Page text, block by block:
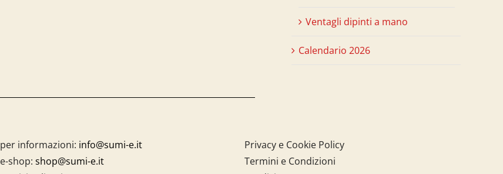
Ventagli dipinti a mano
Calendario 2026
per informazioni: info@sumi-e.it
e-shop: shop@sumi-e.it
Privacy e Cookie Policy
Termini e Condizioni